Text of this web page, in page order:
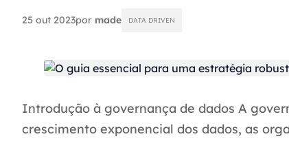
25 out 2023por made DATA DRIVEN
Introdução à governança de dados A
crescimento exponencial dos dados, as